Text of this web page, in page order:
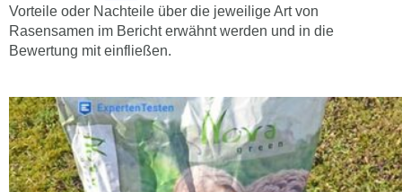
Vorteile oder Nachteile über die jeweilige Art von
Rasensamen im Bericht erwähnt werden und in die
Bewertung mit einfließen.